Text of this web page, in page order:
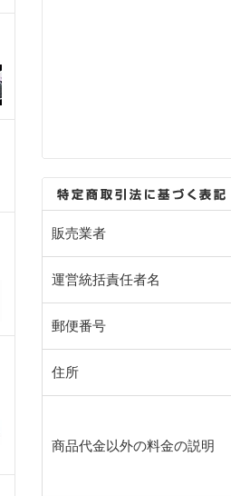
販売業者
運営統括責任者名
郵便番号
住所
商品代金以外の料金の説明